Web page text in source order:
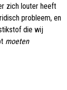
zich louter heeft
probleem, en
die wij
moeten